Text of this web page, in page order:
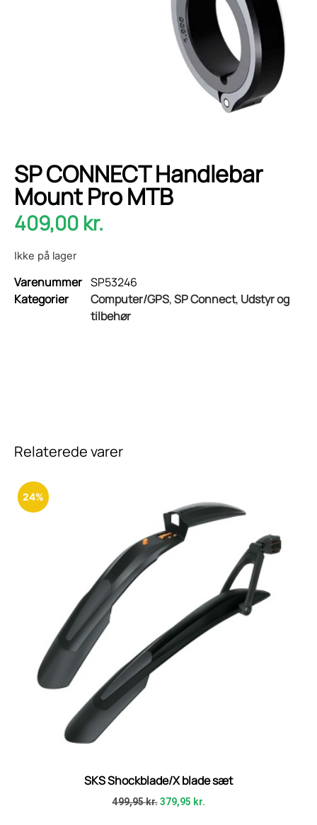
SP CONNECT Handlebar
Mount Pro MTB
409,00 kr.
Ikke på lager
Varenummer SP53246
Kategorier
Computer/GPS,SP Connect, Udstyr og
tilbehør
Relaterede varer
24%
SKS Shockblade/X blade sæt
499,95kr. 379,95 kr.